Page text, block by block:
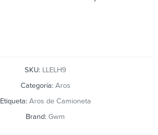
SKU: LLELH9
Categoría: Aros
Etiqueta: Aros de Camioneta
Brand: Gwm